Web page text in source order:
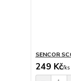
SENCOR
249 Kč/ks